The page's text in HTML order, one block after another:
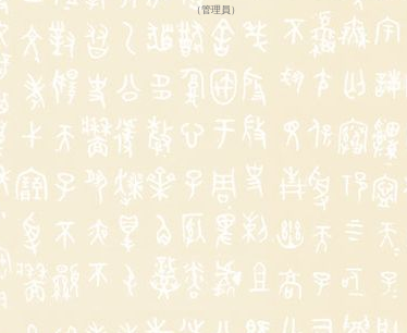
（管理員 ）